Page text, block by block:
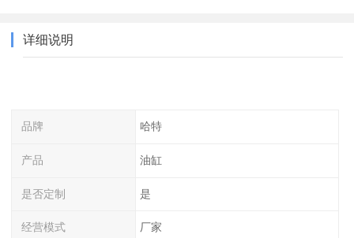
详细说明
品牌 哈特
产品 油缸
是否定制 是
经营模式 厂家